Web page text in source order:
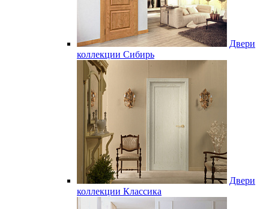
Двери
коллекции Сибирь
Двери
коллекции Классика